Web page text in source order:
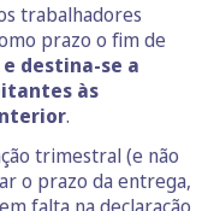
trabalhadores
prazo o fim de
destina-se a
às
.
trimestral (e não
o prazo da entrega,